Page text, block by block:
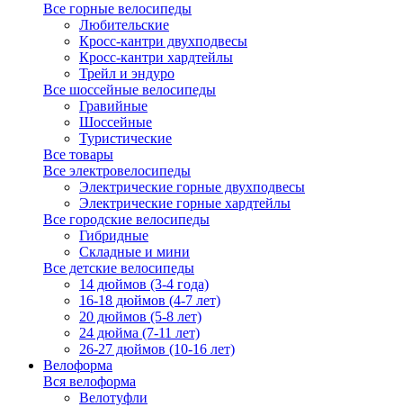
Все горные велосипеды
Любительские
Кросс-кантри двухподвесы
Кросс-кантри хардтейлы
Трейл и эндуро
Все шоссейные велосипеды
Гравийные
Шоссейные
Туристические
Все товары
Все электровелосипеды
Электрические горные двухподвесы
Электрические горные хардтейлы
Все городские велосипеды
Гибридные
Складные и мини
Все детские велосипеды
14 дюймов (3-4 года)
16-18 дюймов (4-7 лет)
20 дюймов (5-8 лет)
24 дюйма (7-11 лет)
26-27 дюймов (10-16 лет)
Велоформа
Вся велоформа
Велотуфли